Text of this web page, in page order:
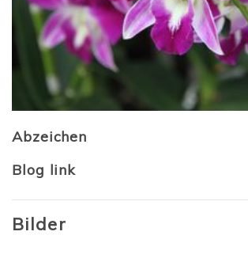
Abzeichen
Blog link
Bilder